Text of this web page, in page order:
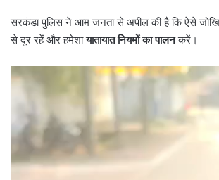
सरकंडा पुलिस ने आम जनता से अपील की है कि ऐसे
से दूर रहें और हमेशायातायात नियमों का पालनकरें।